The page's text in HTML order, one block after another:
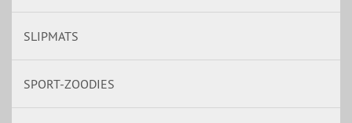
SLIPMATS
SPORT-ZOODIES